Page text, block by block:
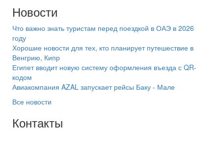
Новости
Что важно знать туристам перед поездкой в ОАЭ в 2026
году
Хорошие новости для тех, кто планирует путешествие в
Венгрию, Кипр
Египет вводит новую систему оформления въезда с QR-
кодом
Авиакомпания AZAL запускает рейсы Баку - Мале
Все новости
Контакты